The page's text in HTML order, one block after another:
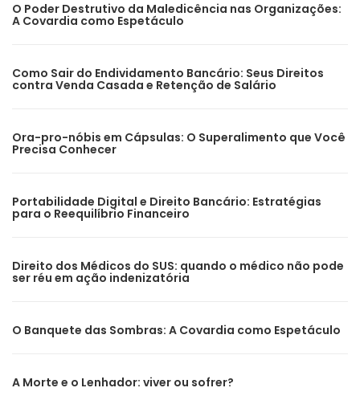
O Poder Destrutivo da Maledicência nas Organizações:
A Covardia como Espetáculo
Como Sair do Endividamento Bancário: Seus Direitos
contra Venda Casada e Retenção de Salário
Ora-pro-nóbis em Cápsulas: O Superalimento que Você
Precisa Conhecer
Portabilidade Digital e Direito Bancário: Estratégias
para o Reequilíbrio Financeiro
Direito dos Médicos do SUS: quando o médico não pode
ser réu em ação indenizatória
O Banquete das Sombras: A Covardia como Espetáculo
A Morte e o Lenhador: viver ou sofrer?